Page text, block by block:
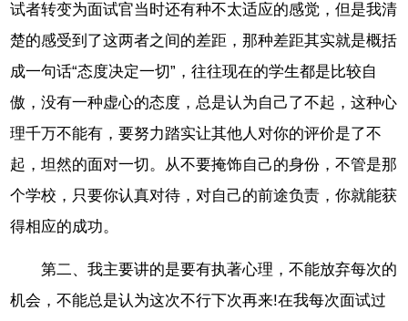
试者转变为面试官当时还有种不太适应的感觉，但是我清
楚的感受到了这两者之间的差距，那种差距其实就是概括
成一句话“态度决定一切”，往往现在的学生都是比较自
傲，没有一种虚心的态度，总是认为自己了不起，这种心
理千万不能有，要努力踏实让其他人对你的评价是了不
起，坦然的面对一切。从不要掩饰自己的身份，不管是那
个学校，只要你认真对待，对自己的前途负责，你就能获
得相应的成功。
第二、我主要讲的是要有执著心理，不能放弃每次的
机会，不能总是认为这次不行下次再来!在我每次面试过